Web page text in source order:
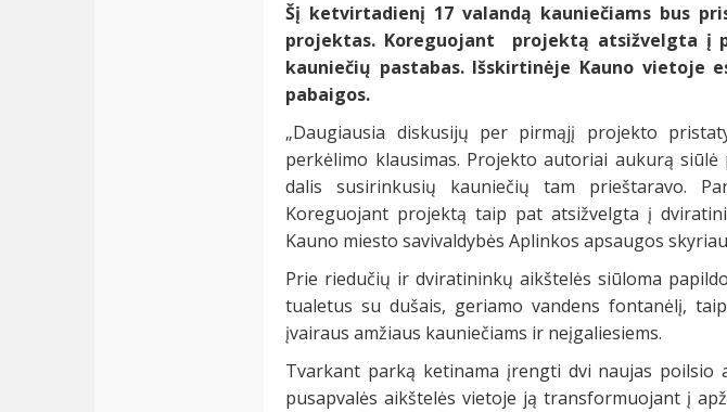
Šį ketvirtadienį 17valandą kauniečiams bus
projektas. Koreguojant projektą atsižvelgta į
kauniečių pastabas. Išskirtinėje Kauno vietoje
pabaigos.
„Daugiausia diskusijų per pirmąjį projekto
perkėlimo klausimas. Projekto autoriai aukurą
dalis susirinkusių kauniečių tam prieštaravo.
Koreguojant projektą taip pat atsižvelgta į
Kauno miesto savivaldybės Aplinkos apsaugos
Prie riedučių ir dviratininkų aikštelės siūloma
tualetus su dušais, geriamo vandens fontanėlį,
įvairaus amžiaus kauniečiams ir neįgaliesiems.
Tvarkant parką ketinama įrengti dvi naujas poilsio
pusapvalės aikštelės vietoje ją transformuojant į